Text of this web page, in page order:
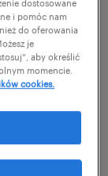
z
się, gdy
sytuacja
na
ma sobie
dostosowane
i pomóc nam
do oferowania
je
aby określić
momencie.
cookies.